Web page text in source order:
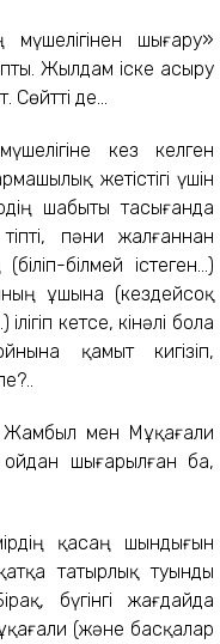
шығару»
Жылдам іске асыру
де...
кез келген
жетістігі үшін
шабыты тасығанда
пәни жалғаннан
білмей істеген...)
ұшына (кездейсоқ
кетсе, кінәлі бола
қамыт кигізіп,
Жамбыл мен Мұқағали
шыға­рыл­ған ба,
қасаң шындығын
татырлық туынды
бүгінгі жағдайда
(және басқалар